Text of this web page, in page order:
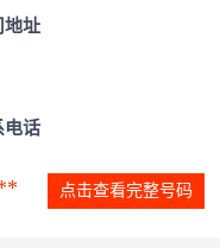
地址
电话
点击查看完整号码